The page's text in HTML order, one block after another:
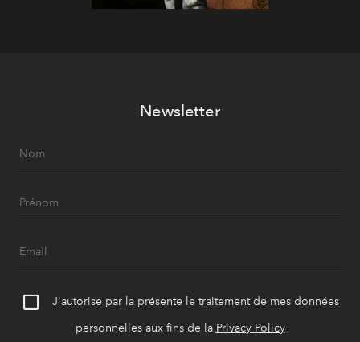
Newsletter
J'autorise par la présente le traitement de mes données
personnelles aux fins de la Privacy Policy